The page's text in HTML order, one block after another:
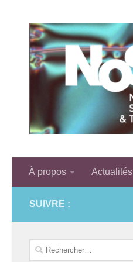
À propos Actualités
SUIVRE :
Rechercher :